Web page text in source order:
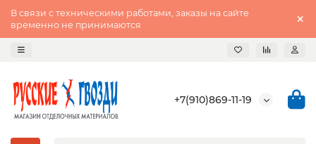
В связи с техническими работами, заказы на сайте
временно не принимаются
+7(910)869-11-19